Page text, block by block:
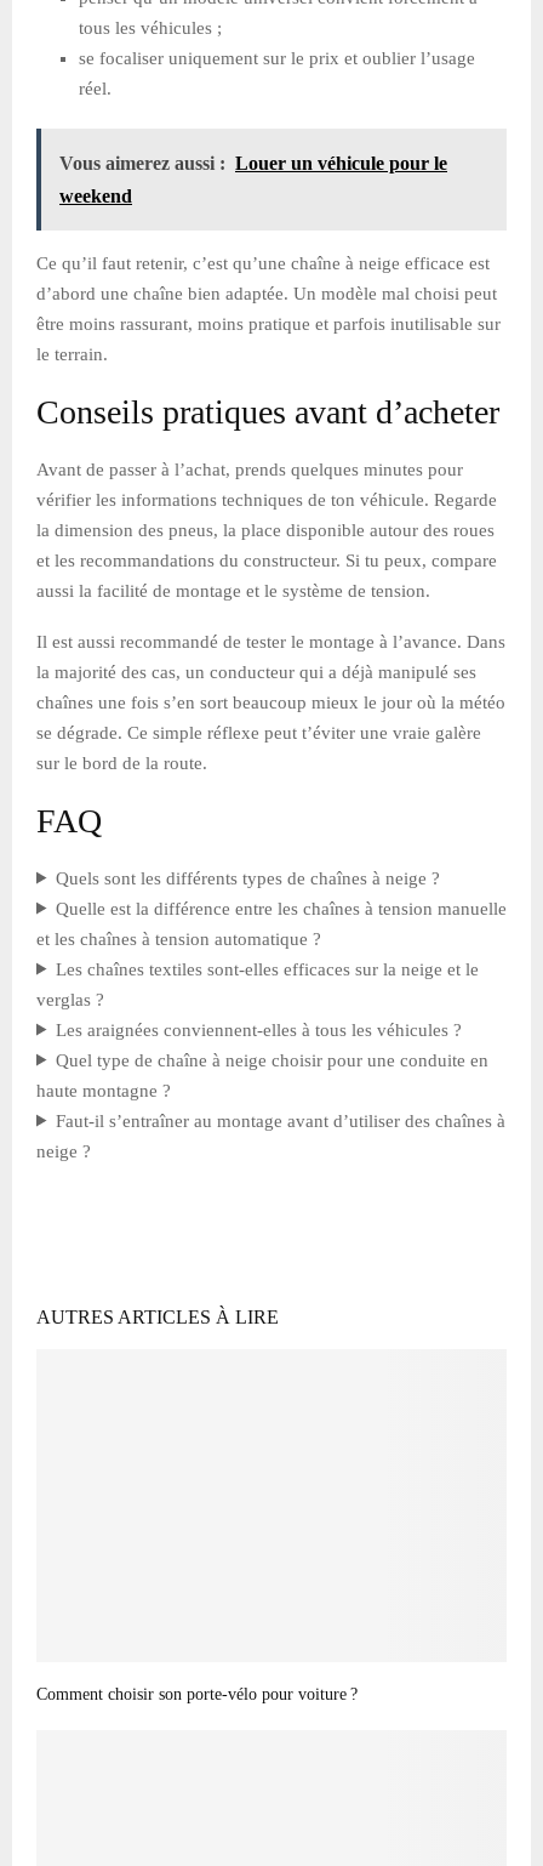
tous les véhicules ;
se focaliser uniquement sur le prix et oublier l’usage
réel.
Vous aimerez aussi : Louer un véhicule pour le
weekend
Ce qu’il faut retenir, c’est qu’une chaîne à neige efficace est
d’abord une chaîne bien adaptée. Un modèle mal choisi peut
être moins rassurant, moins pratique et parfois inutilisable sur
le terrain.
Conseils pratiques avant d’acheter
Avant de passer à l’achat, prends quelques minutes pour
vérifier les informations techniques de ton véhicule. Regarde
la dimension des pneus, la place disponible autour des roues
et les recommandations du constructeur. Si tu peux, compare
aussi la facilité de montage et le système de tension.
Il est aussi recommandé de tester le montage à l’avance. Dans
la majorité des cas, un conducteur qui a déjà manipulé ses
chaînes une fois s’en sort beaucoup mieux le jour où la météo
se dégrade. Ce simple réflexe peut t’éviter une vraie galère
sur le bord de la route.
FAQ
Quels sont les différents types de chaînes à neige ?
Quelle est la différence entre les chaînes à tension manuelle
et les chaînes à tension automatique ?
Les chaînes textiles sont-elles efficaces sur la neige et le
verglas ?
Les araignées conviennent-elles à tous les véhicules ?
Quel type de chaîne à neige choisir pour une conduite en
haute montagne ?
Faut-il s’entraîner au montage avant d’utiliser des chaînes à
neige ?
AUTRES ARTICLES À LIRE
Comment choisir son porte-vélo pour voiture ?